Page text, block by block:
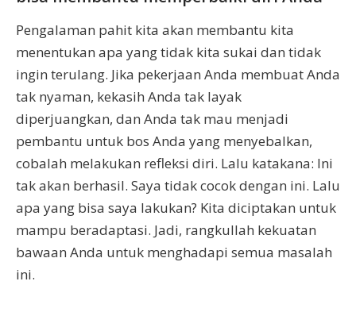
Pengalaman pahit kita akan membantu kita
menentukan apa yang tidak kita sukai dan tidak
ingin terulang. Jika pekerjaan Anda membuat Anda
tak nyaman, kekasih Anda tak layak
diperjuangkan, dan Anda tak mau menjadi
pembantu untuk bos Anda yang menyebalkan,
cobalah melakukan refleksi diri. Lalu katakana: Ini
tak akan berhasil. Saya tidak cocok dengan ini. Lalu
apa yang bisa saya lakukan? Kita diciptakan untuk
mampu beradaptasi. Jadi, rangkullah kekuatan
bawaan Anda untuk menghadapi semua masalah
ini.